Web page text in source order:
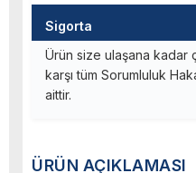
ÜRÜN AÇIKLAMASI
Sigorta
Ürün size ulaşana kadar
karşı tüm Sorumluluk
aittir.